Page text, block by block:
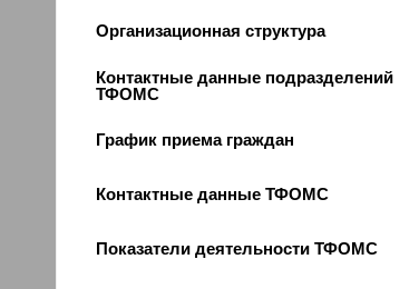
Организационная структура
Контактные данные подразделений
ТФОМС
График приема граждан
Контактные данные ТФОМС
Показатели деятельности ТФОМС